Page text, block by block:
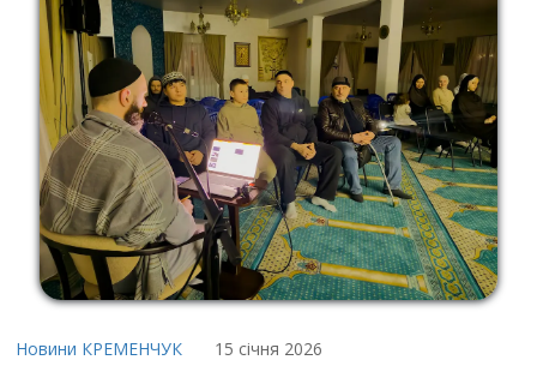
Новини КРЕМЕНЧУК 15 січня 2026